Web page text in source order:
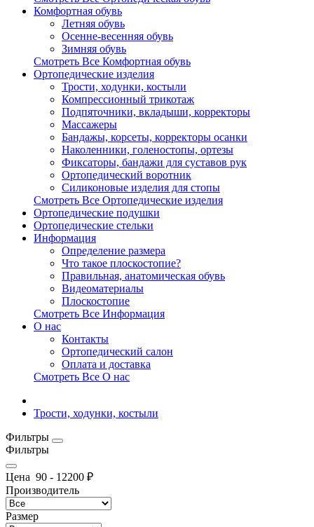
Комфортная обувь
Летняя обувь
Осенне-весенняя обувь
Зимняя обувь
Смотреть Все Комфортная обувь
Ортопедические изделия
Трости, ходунки, костыли
Компрессионный трикотаж
Подпяточники, вкладыши, корректоры
Массажеры
Бандажы, корсеты, корректоры осанки
Наколенники, голеностопы, ортезы
Фиксаторы, бандажи для суставов рук
Ортопедический воротник
Силиконовые изделия для стопы
Смотреть Все Ортопедические изделия
Ортопедические подушки
Ортопедические стельки
Информация
Определение размера
Что такое плоскостопие?
Правильная, анатомическая обувь
Видеоматериалы
Плоскостопие
Смотреть Все Информация
О нас
Контакты
Ортопедический салон
Оплата и доставка
Смотреть Все О нас
Трости, ходунки, костыли
Фильтры
Фильтры
Цена 90 - 12200 ₽
Производитель
Размер